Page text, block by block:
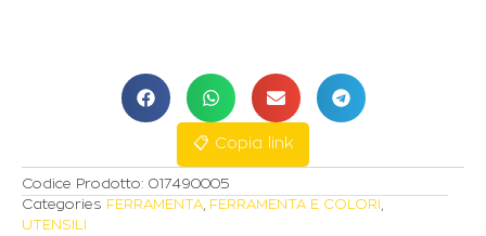
quantità
📋 Copia link
Codice Prodotto: 017490005
Categories FERRAMENTA, FERRAMENTA E COLORI ,
UTENSILI